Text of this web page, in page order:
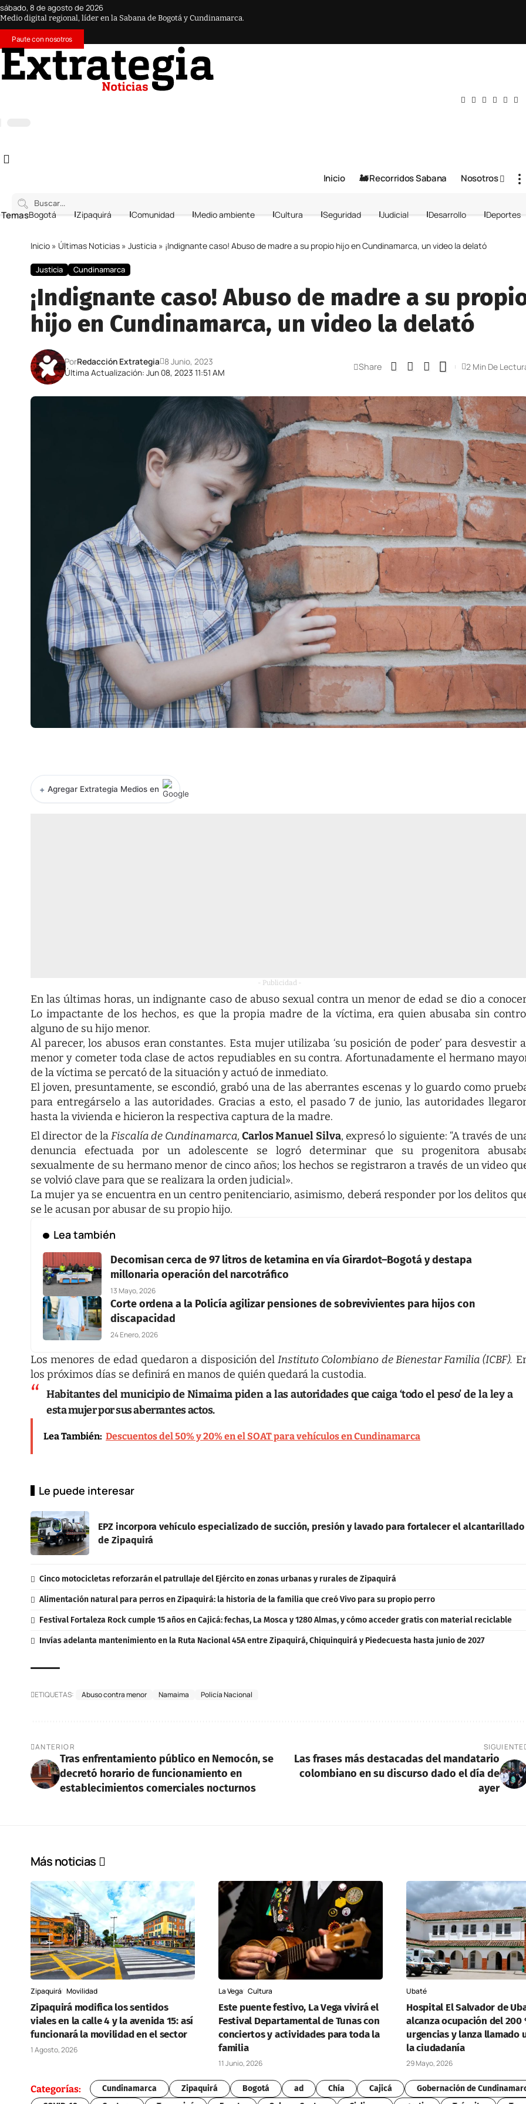
sábado, 8 de agosto de 2026
Medio digital regional, líder en la Sabana de Bogotá y Cundinamarca.
Paute con nosotros
Inicio 🚂 Recorridos Sabana Nosotros
Bogotá Zipaquirá Comunidad Medio ambiente Cultura Seguridad Judicial Desarrollo Deportes
Inicio » Últimas Noticias » Justicia » ¡Indignante caso! Abuso de madre a su propio hijo en Cundinamarca, un video la delató
Justicia Cundinamarca
¡Indignante caso! Abuso de madre a su
hijo en Cundinamarca, un video la delató
Última Actualización: Jun 08, 2023 11:51 AM
PorRedacción Extrategia 8 Junio, 2023 Share 2 Min De
+ Agregar Extrategia Medios en
- Publicidad -
En las últimas horas, un indignante caso de abuso sexual contra un menor de edad se dio a
Lo impactante de los hechos, es que la propia madre de la víctima, era quien abusaba sin
alguno de su hijo menor.
Al parecer, los abusos eran constantes. Esta mujer utilizaba ‘su posición de poder’ para desvestir
menor y cometer toda clase de actos repudiables en su contra. Afortunadamente el hermano
de la víctima se percató de la situación y actuó de inmediato.
El joven, presuntamente, se escondió, grabó una de las aberrantes escenas y lo guardo como
para entregárselo a las autoridades. Gracias a esto, el pasado 7 de junio, las autoridades
hasta la vivienda e hicieron la respectiva captura de la madre.
El director de laFiscalía de Cundinamarca,Carlos Manuel Silva, expresó lo siguiente: “A través de
denuncia efectuada por un adolescente se logró determinar que su progenitora
sexualmente de su hermano menor de cinco años; los hechos se registraron a través de un video
se volvió clave para que se realizara la orden judicial».
La mujer ya se encuentra en un centro penitenciario, asimismo, deberá responder por los delitos
se le acusan por abusar de su propio hijo.
Lea también
Decomisan cerca de 97 litros de ketamina en vía Girardot–Bogotá y destapa
millonaria operación del narcotráfico
13 Mayo, 2026
Corte ordena a la Policía agilizar pensiones de sobrevivientes para hijos con
discapacidad
24 Enero, 2026
Los menores de edad quedaron a disposición delInstituto Colombiano de Bienestar Familia (ICBF).
los próximos días se definirá en manos de quién quedará la custodia.
Habitantes del municipio de Nimaima piden a las autoridades que caiga ‘todo el peso’ de la ley a
esta mujer por sus aberrantes actos.
Lea También: Descuentos del 50% y 20% en el SOAT para vehículos en Cundinamarca
Le puede interesar
EPZ incorpora vehículo especializado de succión, presión y lavado para fortalecer el alcantarillado
de Zipaquirá
Cinco motocicletas reforzarán el patrullaje del Ejército en zonas urbanas y rurales de Zipaquirá
Alimentación natural para perros en Zipaquirá: la historia de la familia que creó Vivo para su propio perro
Festival Fortaleza Rock cumple 15 años en Cajicá: fechas, La Mosca y 1280 Almas, y cómo acceder gratis con material reciclable
Invías adelanta mantenimiento en la Ruta Nacional 45A entre Zipaquirá, Chiquinquirá y Piedecuesta hasta junio de 2027
ETIQUETAS: Abuso contra menor Namaima Policía Nacional
ANTERIOR
Tras enfrentamiento público en Nemocón, se
decretó horario de funcionamiento en
establecimientos comerciales nocturnos
SIGUIENTE
Las frases más destacadas del mandatario
colombiano en su discurso dado el día de
ayer
Más noticias
Zipaquirá Movilidad
Zipaquirá modifica los sentidos
viales en la calle 4 y la avenida 15: así
funcionará la movilidad en el sector
1 Agosto, 2026
La Vega Cultura
Este puente festivo, La Vega vivirá el
Festival Departamental de Tunas con
conciertos y actividades para toda la
familia
11 Junio, 2026
Ubaté
Hospital El Salvador de
alcanza ocupación del 200
urgencias y lanza llamado
la ciudadanía
29 Mayo, 2026
Categorías: Cundinamarca Zipaquirá Bogotá ad Chía Cajicá
Gobernación de